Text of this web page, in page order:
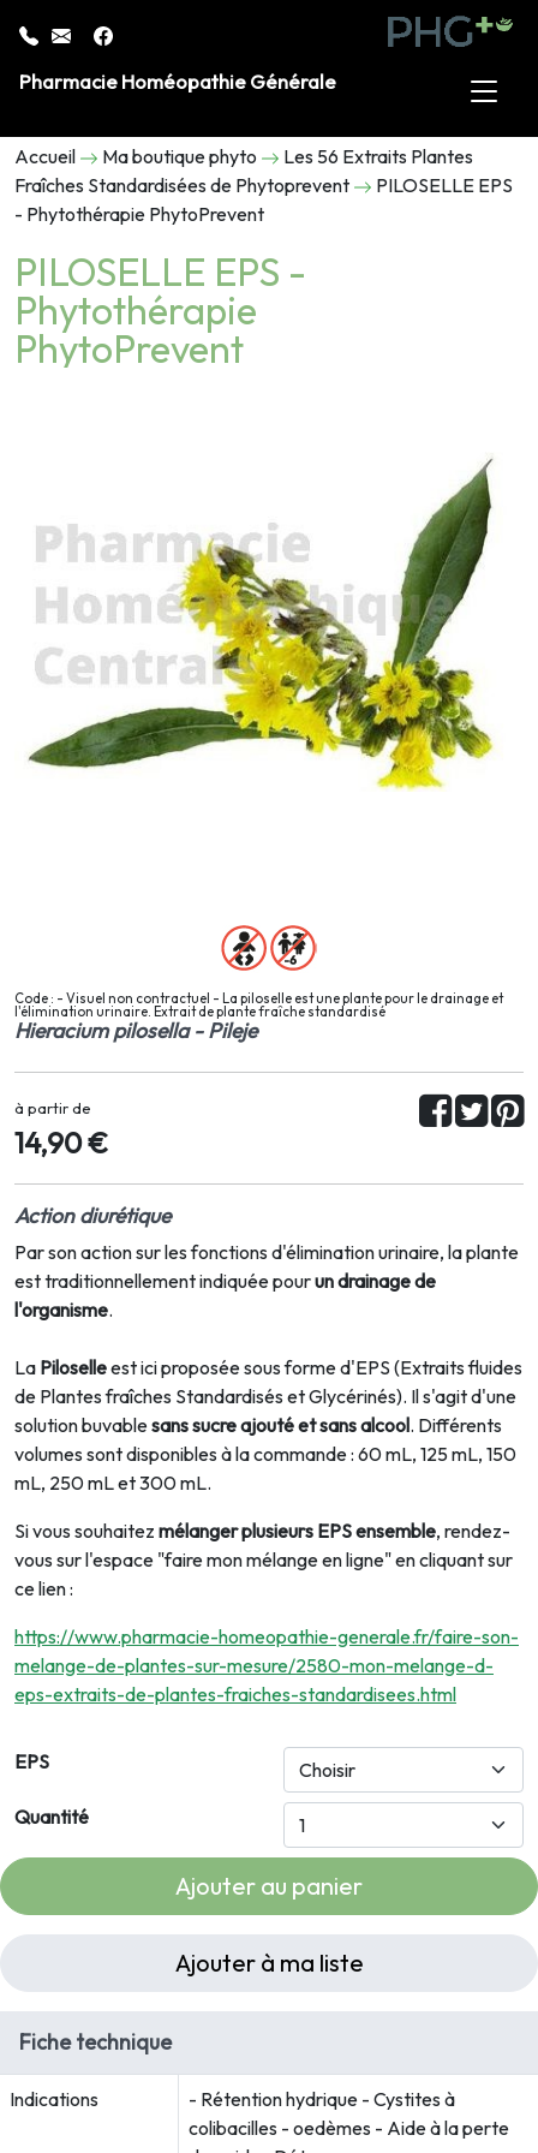
Pharmacie Homéopathie Générale
Accueil Ma boutique phyto
Les 56 Extraits Plantes
Fraîches Standardisées de Phytoprevent
PILOSELLE EPS
- Phytothérapie PhytoPrevent
PILOSELLE EPS -
Phytothérapie
PhytoPrevent
Code : - Visuel non contractuel - La piloselle est une plante pour le drainage et
l'élimination urinaire. Extrait de plante fraîche standardisé
Hieracium pilosella - Pileje
à partir de
14,90 €
Action diurétique
Par son action sur les fonctions d'élimination urinaire, la plante
est traditionnellement indiquée pourun drainage de
l'organisme.
La Piloselleest ici proposée sous forme d'EPS (Extraits fluides
de Plantes fraîches Standardisés et Glycérinés). Il s'agit d'une
solution buvablesans sucre ajouté et sans alcool. Différents
volumes sont disponibles à la commande : 60 mL, 125 mL, 150
mL, 250 mL et 300 mL.
Si vous souhaitez mélanger plusieurs EPS ensemble, rendez-
vous sur l'espace "faire mon mélange en ligne" en cliquant sur
ce lien :
https://www.pharmacie-homeopathie-generale.fr/faire-son-
melange-de-plantes-sur-mesure/2580-mon-melange-d-
eps-extraits-de-plantes-fraiches-standardisees.html
EPS
Quantité
Ajouter au panier
Ajouter à ma liste
Fiche technique
Indications
- Rétention hydrique - Cystites à
colibacilles - oedèmes - Aide à la perte